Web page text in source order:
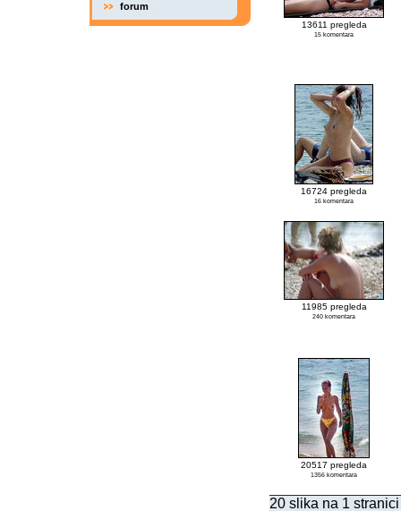
forum
13611 pregleda
15 komentara
16724 pregleda
16 komentara
11985 pregleda
240 komentara
20517 pregleda
1356 komentara
20 slika na 1 stranici